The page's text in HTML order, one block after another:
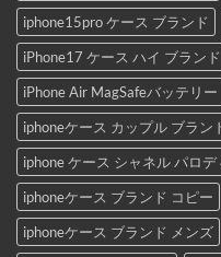
iphone15pro ケース ブランド
iPhone17 ケース ハイ ブランド
iPhone Air MagSafeバッテリー
iphoneケース カップル ブラン
iphone ケース シャネル パロデ
iphoneケース ブランド コピー
iphoneケース ブランド メンズ